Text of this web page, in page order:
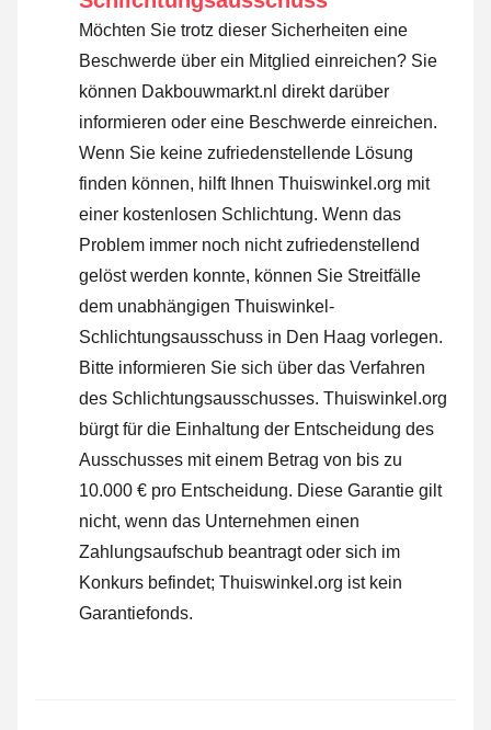
Möchten Sie trotz dieser Sicherheiten eine
Beschwerde über ein Mitglied einreichen? Sie
können Dakbouwmarkt.nl direkt darüber
informieren oder eine Beschwerde einreichen.
Wenn Sie keine zufriedenstellende Lösung
finden können, hilft Ihnen Thuiswinkel.org mit
einer kostenlosen Schlichtung. Wenn das
Problem immer noch nicht zufriedenstellend
gelöst werden konnte, können Sie Streitfälle
dem unabhängigen Thuiswinkel-
Schlichtungsausschuss in Den Haag vorlegen.
Bitte informieren Sie sich über das Verfahren
des Schlichtungsausschusses. Thuiswinkel.org
bürgt für die Einhaltung der Entscheidung des
Ausschusses mit einem Betrag von bis zu
10.000 € pro Entscheidung. Diese Garantie gilt
nicht, wenn das Unternehmen einen
Zahlungsaufschub beantragt oder sich im
Konkurs befindet; Thuiswinkel.org ist kein
Garantiefonds.